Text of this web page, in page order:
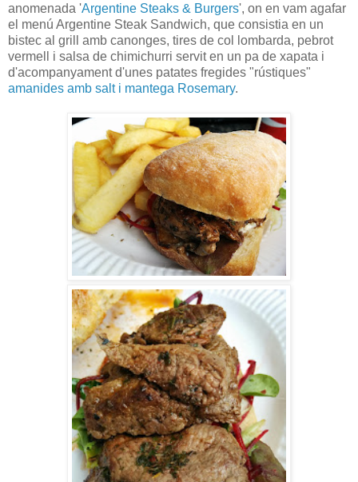
anomenada 'Argentine Steaks & Burgers', on en vam agafar
el menú Argentine Steak Sandwich, que consistia en un
bistec al grill amb canonges, tires de col lombarda, pebrot
vermell i salsa de chimichurri servit en un pa de xapata i
d'acompanyament d'unes patates fregides "rústiques"
amanides amb salt i mantega Rosemary.